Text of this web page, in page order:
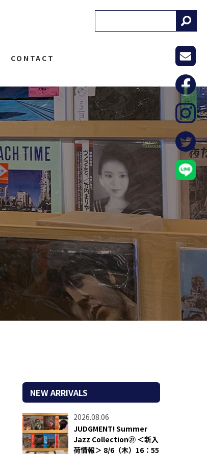
CONTACT
NEW ARRIVALS
2026.08.06
JUDGMENT! Summer
Jazz Collection㉗ ＜新入
荷情報＞ 8/6（木）16：55